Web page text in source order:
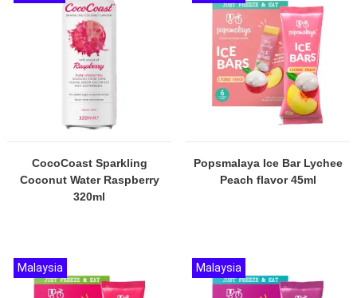
CocoCoast Sparkling
Coconut Water Raspberry
320ml
Popsmalaya Ice Bar Lychee
Peach flavor 45ml
Malaysia Malaysia